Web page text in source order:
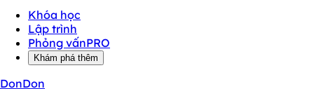
Khóa học
Lập trình
Phỏng vấnPRO
Khám phá thêm
DonDon